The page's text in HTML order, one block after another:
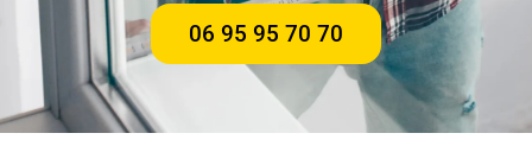
06 95 95 70 70